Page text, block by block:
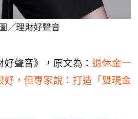
／理財好聲音
聲音》，原文為： 退休金一
好，但專家說：打造「雙現金